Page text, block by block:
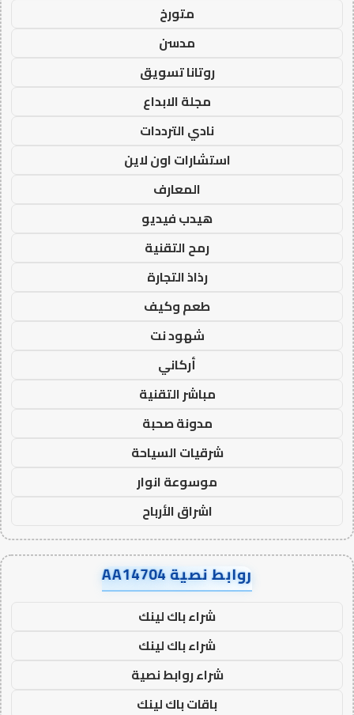
متورخ
مدسن
روتانا تسويق
مجلة الابداع
نادي الترددات
استشارات اون لاين
المعارف
هيدب فيديو
رمح التقنية
رذاذ التجارة
طعم وكيف
شهود نت
أركاني
مباشر التقنية
مدونة صحبة
شرقيات السياحة
موسوعة انوار
اشراق الأرباح
روابط نصية AA14704
شراء باك لينك
شراء باك لينك
شراء روابط نصية
باقات باك لينك